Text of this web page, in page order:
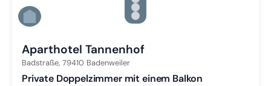
Zu Slide 4 wechseln
Zu Slide 5 wechseln
Zu Slide 6 wechseln
Aparthotel Tannenhof
Badstraße, 79410 Badenweiler
Private Doppelzimmer mit einem Balkon